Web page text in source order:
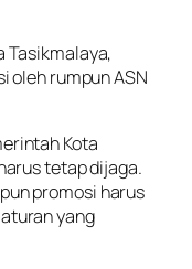
Tasikmalaya,
oleh rumpun ASN
Kota
tetap dijaga.
promosi harus
yang